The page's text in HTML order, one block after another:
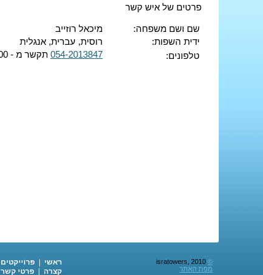
פרטים של איש קשר
שם ושם משפחה:
מיכאל רוזייב
ידית השפות:
רוסית, עברית, אנגלית
טלפונים:
054-2013847 תקשר מ - 00:00 ועד - 00:00
©
מפת האתר
ראשי פּרוֹייקטים
קצרה
פרטי קשר